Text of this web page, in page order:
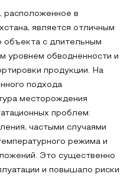
расположенное в
является отличным
объекта с длительным
уровнем обводненности и
продукции. На
подхода
месторождения
проблем:
частыми случаями
режима и
Это существенно
и повышало риски